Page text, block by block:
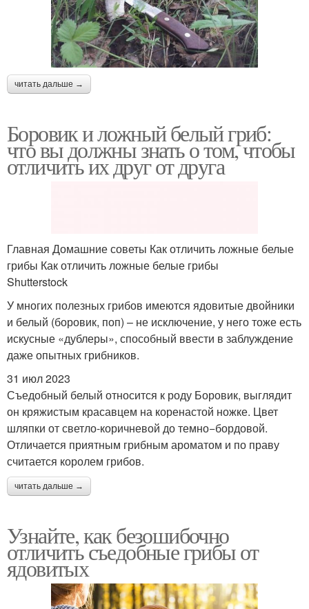
читать дальше →
Боровик и ложный белый гриб:
что вы должны знать о том, чтобы
отличить их друг от друга
Главная Домашние советы Как отличить ложные белые
грибы Как отличить ложные белые грибы
Shutterstock
У многих полезных грибов имеются ядовитые двойники
и белый (боровик, поп) – не исключение, у него тоже есть
искусные «дублеры», способный ввести в заблуждение
даже опытных грибников.
31 июл 2023
Съедобный белый относится к роду Боровик, выглядит
он кряжистым красавцем на коренастой ножке. Цвет
шляпки от светло-коричневой до темно−бордовой.
Отличается приятным грибным ароматом и по праву
считается королем грибов.
читать дальше →
Узнайте, как безошибочно
отличить съедобные грибы от
ядовитых